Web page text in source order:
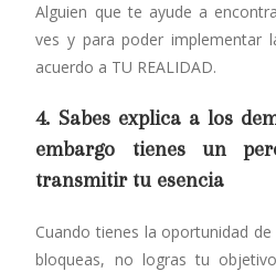
Alguien que te ayude a
ves y para poder implementar
acuerdo a TU REALIDAD.
4. Sabes explica a los
embargo tienes un
transmitir tu esencia
Cuando tienes la oportunidad
bloqueas, no logras tu